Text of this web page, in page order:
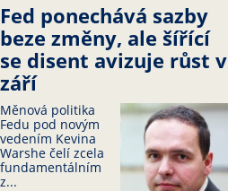
Fed ponechává sazby
beze změny, ale šířící
se disent avizuje růst v
září
Měnová politika
Fedu pod novým
vedením Kevina
Warshe čelí zcela
fundamentálním
z...